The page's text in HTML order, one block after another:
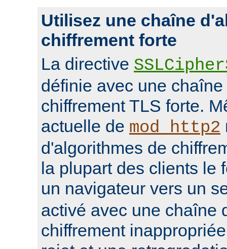
Utilisez une chaîne
chiffrement forte
La directive
définie avec une
chiffrement TLS forte.
actuelle de mod_http2
d'algorithmes de
la plupart des clients le
un navigateur vers un
activé avec une chaîne
chiffrement